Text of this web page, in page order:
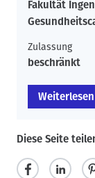
Fakultät
Zulassung
beschränkt
Weiterlesen
Diese Seite